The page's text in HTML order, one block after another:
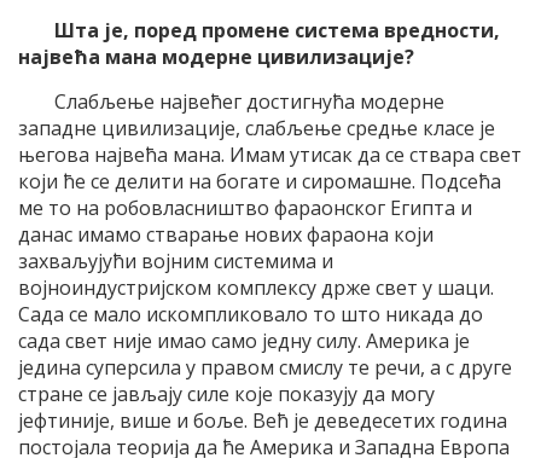
Шта је, поред промене система вредности,
највећа мана модерне цивилизације?
Слабљење највећег достигнућа модерне
западне цивилизације, слабљење средње класе је
његова највећа мана. Имам утисак да се ствара свет
који ће се делити на богате и сиромашне. Подсећа
ме то на робовласништво фараонског Египта и
данас имамо стварање нових фараона који
захваљујући војним системима и
војноиндустријском комплексу држе свет у шаци.
Сада се мало искомпликовало то што никада до
сада свет није имао само једну силу. Америка је
једина суперсила у правом смислу те речи, а с друге
стране се јављају силе које показују да могу
јефтиније, више и боље. Већ је деведесетих година
постојала теорија да ће Америка и Западна Европа